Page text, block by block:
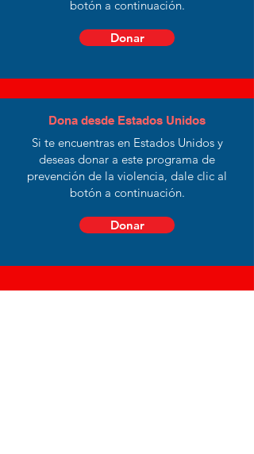
botón a continuación.
Donar
Dona desde Estados Unidos
Si te encuentras en Estados Unidos y
deseas donar a este programa de
prevención de la violencia, dale clic al
botón a continuación.
Donar